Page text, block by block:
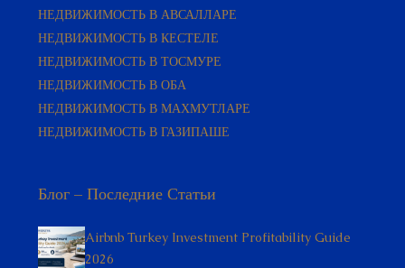
НЕДВИЖИМОСТЬ В АВСАЛЛАРЕ
НЕДВИЖИМОСТЬ В КЕСТЕЛЕ
НЕДВИЖИМОСТЬ В ТОСМУРЕ
НЕДВИЖИМОСТЬ В ОБА
НЕДВИЖИМОСТЬ В МАХМУТЛАРЕ
НЕДВИЖИМОСТЬ В ГАЗИПАШЕ
Блог – Последние Статьи
Airbnb Turkey Investment Profitability Guide
2026